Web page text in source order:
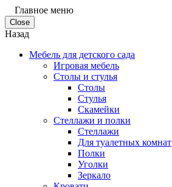
Главное меню
Close
Назад
Мебель для детского сада
Игровая мебель
Столы и стулья
Столы
Стулья
Скамейки
Стеллажи и полки
Стеллажи
Для туалетных комнат
Полки
Уголки
Зеркало